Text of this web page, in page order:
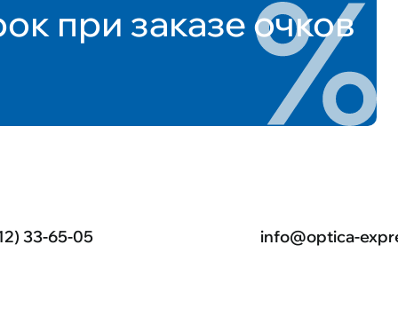
при заказе очков
33-65-05 info@optica-